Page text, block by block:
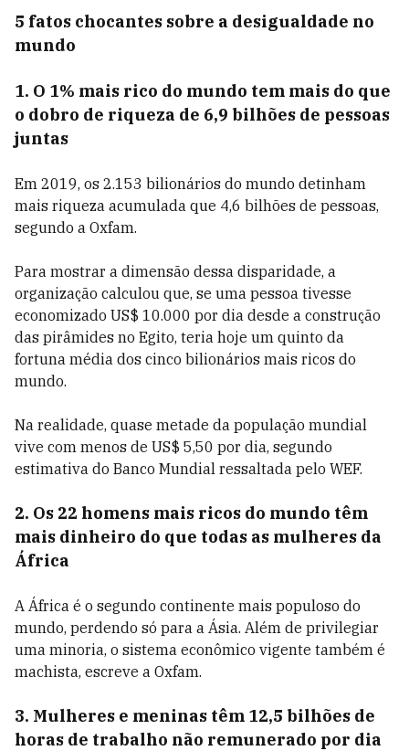
5 fatos chocantes sobre a desigualdade no
mundo
1. O 1% mais rico do mundo tem mais do que
o dobro de riqueza de 6,9 bilhões de pessoas
juntas
Em 2019, os 2.153 bilionários do mundo detinham
mais riqueza acumulada que 4,6 bilhões de pessoas,
segundo a Oxfam.
Para mostrar a dimensão dessa disparidade, a
organização calculou que, se uma pessoa tivesse
economizado US$ 10.000 por dia desde a construção
das pirâmides no Egito, teria hoje um quinto da
fortuna média dos cinco bilionários mais ricos do
mundo.
Na realidade, quase metade da população mundial
vive com menos de US$ 5,50 por dia, segundo
estimativa do Banco Mundial ressaltada pelo WEF.
2. Os 22 homens mais ricos do mundo têm
mais dinheiro do que todas as mulheres da
África
A África é o segundo continente mais populoso do
mundo, perdendo só para a Ásia. Além de privilegiar
uma minoria, o sistema econômico vigente também é
machista, escreve a Oxfam.
3. Mulheres e meninas têm 12,5 bilhões de
horas de trabalho não remunerado por dia